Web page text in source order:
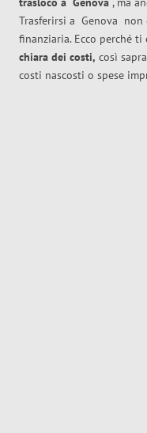
Trasferirsi a Genova non
finanziaria. Ecco perché ti
chiara dei costi, così
costi nascosti o spese